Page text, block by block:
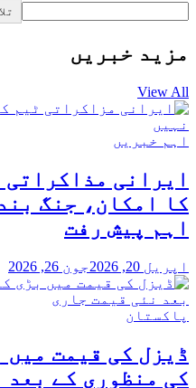
مزید خبریں
View All
اہم خبریں
ایرانی
کا امکان، جنگ
اہم پیش رفت
اپریل 20, 2026 جون 26, 2026
پاکستان
ڈیزل کی قیمت میں
کی منظوری کے بعد